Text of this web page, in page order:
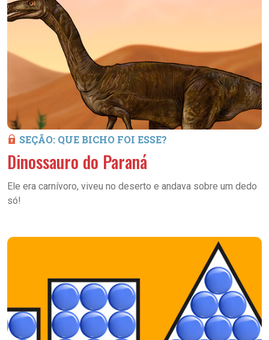
SEÇÃO: QUE BICHO FOI ESSE?
Dinossauro do Paraná
Ele era carnívoro, viveu no deserto e andava sobre um dedo
só!